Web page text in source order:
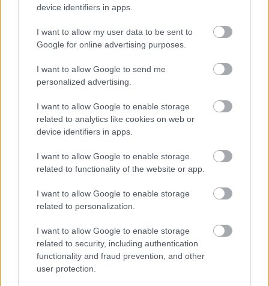
device identifiers in apps.
I want to allow my user data to be sent to
Google for online advertising purposes.
I want to allow Google to send me
personalized advertising.
I want to allow Google to enable storage
related to analytics like cookies on web or
device identifiers in apps.
I want to allow Google to enable storage
related to functionality of the website or app.
I want to allow Google to enable storage
related to personalization.
I want to allow Google to enable storage
related to security, including authentication
functionality and fraud prevention, and other
user protection.
ÉLETMÓD
Miért nem érdekel sok nőt egy
nyugodt kapcsolat, és miért hozza
Legnépszerűbb témák
KÖTŐDÉSI NEHÉZSÉGEK